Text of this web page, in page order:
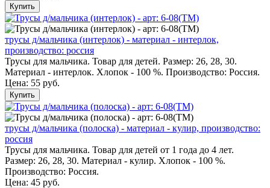
Купить
трусы д/мальчика (интерлок) - материал - интерлок,
производство: россия
Трусы для мальчика. Товар для детей. Размер: 26, 28, 30.
Материал - интерлок. Хлопок - 100 %. Производство: Россия.
Цена: 55 руб.
Купить
трусы д/мальчика (полоска) - материал - кулир, производство:
россия
Трусы для мальчика. Товар для детей от 1 года до 4 лет.
Размер: 26, 28, 30. Материал - кулир. Хлопок - 100 %.
Производство: Россия.
Цена: 45 руб.